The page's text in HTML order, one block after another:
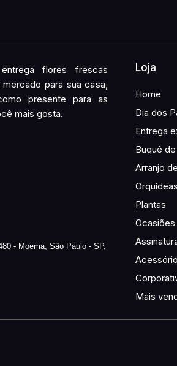
flores frescas
para sua casa,
presente para as
mais gosta.
- Moema, São Paulo - SP,
Loja
Home
Dia dos
Entrega
Buquê
Arranjo
Orquídeas
Plantas
Ocasiões
Mais